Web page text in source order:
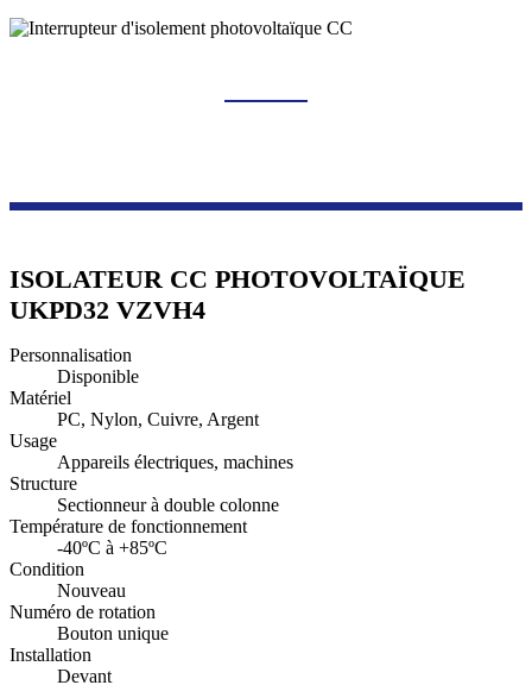
ISOLATEUR CC PHOTOVOLTAÏQUE
UKPD32 VZVH4
Personnalisation
Disponible
Matériel
PC, Nylon, Cuivre, Argent
Usage
Appareils électriques, machines
Structure
Sectionneur à double colonne
Température de fonctionnement
-40ºC à +85ºC
Condition
Nouveau
Numéro de rotation
Bouton unique
Installation
Devant